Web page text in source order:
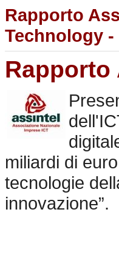
Rapporto
Technology
Rapporto
miliardi di
tecnologie
innovazione”.